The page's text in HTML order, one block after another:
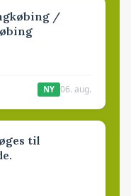
/
NY 06. aug.
til